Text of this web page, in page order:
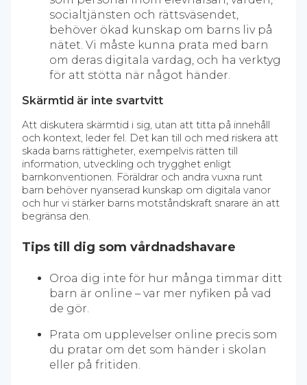
socialtjänsten och rättsväsendet,
behöver ökad kunskap om barns liv på
nätet. Vi måste kunna prata med barn
om deras digitala vardag, och ha verktyg
för att stötta när något händer.
Skärmtid är inte svartvitt
Att diskutera skärmtid i sig, utan att titta på innehåll
och kontext, leder fel. Det kan till och med riskera att
skada barns rättigheter, exempelvis rätten till
information, utveckling och trygghet enligt
barnkonventionen. Föräldrar och andra vuxna runt
barn behöver nyanserad kunskap om digitala vanor
och hur vi stärker barns motståndskraft snarare än att
begränsa den.
Tips till dig som vårdnadshavare
Oroa dig inte för hur många timmar ditt
barn är online – var mer nyfiken på vad
de gör.
Prata om upplevelser online precis som
du pratar om det som händer i skolan
eller på fritiden.